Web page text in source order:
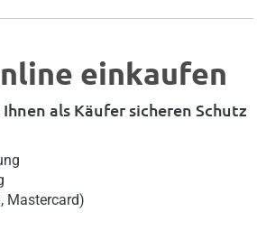
einkaufen
als Käufer sicheren Schutz
Mastercard)